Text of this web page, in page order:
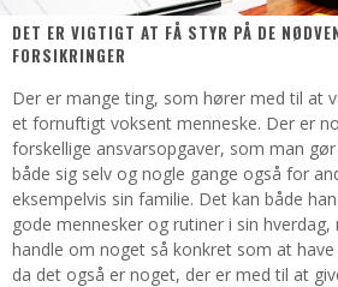
DET ER VIGTIGT AT FÅ STYR PÅ DE
FORSIKRINGER
Der er mange ting, som hører med til at
et fornuftigt voksent menneske. Der er
forskellige ansvarsopgaver, som man
både sig selv og nogle gange også for
eksempelvis sin familie. Det kan både
gode mennesker og rutiner i sin
handle om noget så konkret som at
da det også er noget, der er med til at